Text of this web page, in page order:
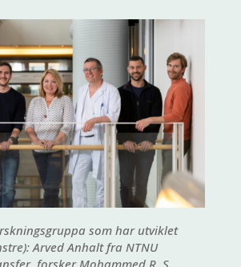
som har utviklet
Arved Anhalt fra NTNU